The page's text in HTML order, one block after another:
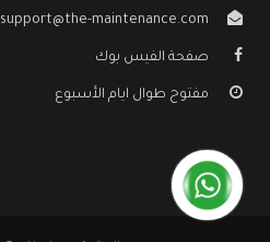
support@the-maintenance.com
صفحة الفيس بوك
مفتوح طوال ايام الأسبوع